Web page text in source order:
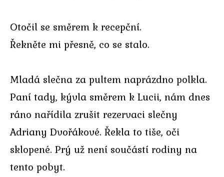
Otočil se směrem k recepční.
Řekněte mi přesně, co se stalo.
Mladá slečna za pultem naprázdno polkla.
Paní tady, kývla směrem k Lucii, nám dnes
ráno nařídila zrušit rezervaci slečny
Adriany Dvořákové. Řekla to tiše, oči
sklopené. Prý už není součástí rodiny na
tento pobyt.